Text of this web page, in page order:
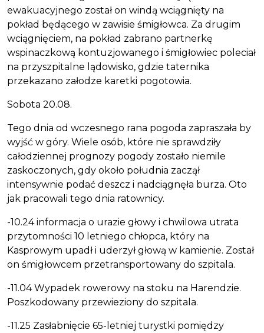
ewakuacyjnego został on windą wciągnięty na
pokład będącego w zawisie śmigłowca. Za drugim
wciągnięciem, na pokład zabrano partnerkę
wspinaczkową kontuzjowanego i śmigłowiec poleciał
na przyszpitalne lądowisko, gdzie taternika
przekazano załodze karetki pogotowia.
Sobota 20.08.
Tego dnia od wczesnego rana pogoda zapraszała by
wyjść w góry. Wiele osób, które nie sprawdziły
całodziennej prognozy pogody zostało niemile
zaskoczonych, gdy około południa zaczął
intensywnie podać deszcz i nadciągnęła burza. Oto
jak pracowali tego dnia ratownicy.
-10.24 informacja o urazie głowy i chwilowa utrata
przytomności 10 letniego chłopca, który na
Kasprowym upadł i uderzył głową w kamienie. Został
on śmigłowcem przetransportowany do szpitala.
-11.04 Wypadek rowerowy na stoku na Harendzie.
Poszkodowany przewieziony do szpitala.
-11.25 Zasłabnięcie 65-letniej turystki pomiędzy